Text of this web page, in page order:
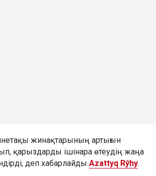
жинақтарының артығын
қарыздарды ішінара өтеудің жаңа
деп хабарлайды Azattyq Rýhy.